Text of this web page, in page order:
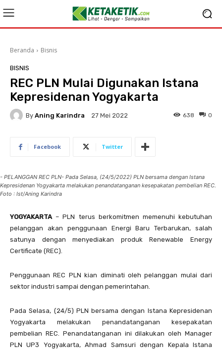
Beranda Bisnis
BISNIS
REC PLN Mulai Digunakan Istana
Kepresidenan Yogyakarta
By Aning Karindra 27 Mei 2022 0
638
Facebook Twitter
- PELANGGAN REC PLN- Pada Selasa, (24/5/2022) PLN bersama dengan Istana
Kepresidenan Yogyakarta melakukan penandatanganan kesepakatan pembelian REC.
Foto : Ist/Aning Karindra
YOGYAKARTA– PLN terus berkomitmen memenuhi kebutuhan
pelanggan akan penggunaan Energi Baru Terbarukan, salah
satunya dengan menyediakan produk Renewable Energy
Certificate (REC).
Penggunaan REC PLN kian diminati oleh pelanggan mulai dari
sektor industri sampai dengan pemerintahan.
Pada Selasa, (24/5) PLN bersama dengan Istana Kepresidenan
Yogyakarta melakukan penandatanganan kesepakatan
pembelian REC. Penandatanganan ini dilakukan oleh Manager
PLN UP3 Yogyakarta, Ahmad Samsuri dengan Kepala Istana